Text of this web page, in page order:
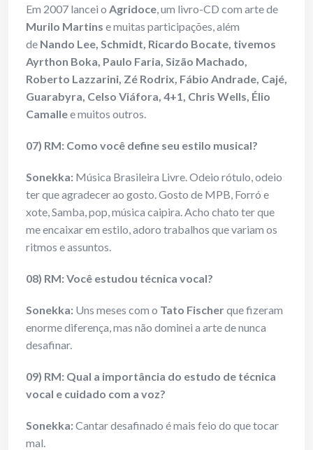
Em 2007 lancei o Agridoce, um livro-CD com arte de
Murilo Martins e muitas participações, além
de Nando Lee, Schmidt, Ricardo Bocate, tivemos
Ayrthon Boka, Paulo Faria, Sizão Machado,
Roberto Lazzarini, Zé Rodrix, Fábio Andrade, Cajé,
Guarabyra, Celso Viáfora, 4+1, Chris Wells, Élio
Camallee muitos outros.
07) RM: Como você define seu estilo musical?
Sonekka: Música Brasileira Livre. Odeio rótulo, odeio
ter que agradecer ao gosto. Gosto de MPB, Forró e
xote, Samba, pop, música caipira. Acho chato ter que
me encaixar em estilo, adoro trabalhos que variam os
ritmos e assuntos.
08) RM: Você estudou técnica vocal?
Sonekka: Uns meses com o Tato Fischerque fizeram
enorme diferença, mas não dominei a arte de nunca
desafinar.
09) RM: Qual a importância do estudo de técnica
vocal e cuidado com a voz?
Sonekka:Cantar desafinado é mais feio do que tocar
mal.